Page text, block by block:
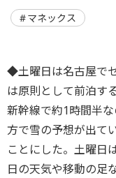
マネックス
◆土曜日は名古屋で
は原則として前泊す
新幹線で約1時間半
方で雪の予想が出て
ことにした。土曜日
日の天気や移動の足